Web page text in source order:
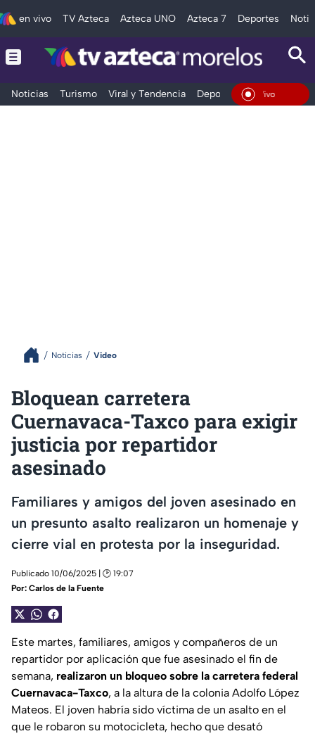
en vivo TV Azteca Azteca UNO Azteca 7 Deportes
Noticias Turismo Viral y Tendencia Deportes Espectáculos
En Vivo
Noticias Video
Bloquean carretera
Cuernavaca-Taxco para exigir
justicia por repartidor
asesinado
Familiares y amigos del joven asesinado en
un presunto asalto realizaron un homenaje y
cierre vial en protesta por la inseguridad.
Publicado 10/06/2025 | 🕑 19:07
Por: Carlos de la Fuente
Este martes, familiares, amigos y compañeros de un
repartidor por aplicación que fue asesinado el fin de
semana, realizaron un bloqueo sobre la carretera federal
Cuernavaca-Taxco, a la altura de la colonia Adolfo López
Mateos. El joven habría sido víctima de un asalto en el
que le robaron su motocicleta, hecho que desató